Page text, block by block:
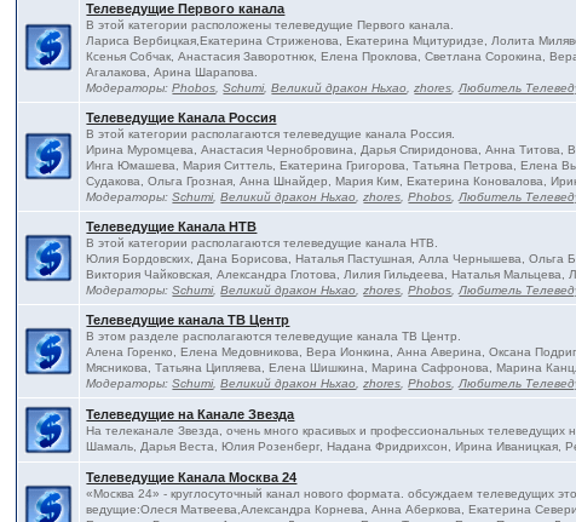
Телеведущие Первого канала
В этой категории расположены телеведущие Первого канала.
Лариса Вербицкая,Екатерина Стриженова, Екатерина Мцитуридзе, Лолита
Ксенья Собчак, Анастасия Заворотнюк, Елена Проклова, Светлана Сорокина,
Агалакова, Арина Шарапова.
Модераторы:Phobos,Schumi,Великий дракон Ньхао,zhores,Любитель
Телеведущие Канала Россия
В этой категории располагаются телеведущие канала Россия.
Ирина Муромцева, Анастасия Чернобровина, Дарья Спиридонова, Анна
Инга Юмашева, Мария Ситтель, Екатерина Григорова, Татьяна Петрова, Елена
Судакова, Ольга Грозная, Анна Шнайдер, Мария Ким, Екатерина Коновалова,
Модераторы:Schumi,Великий дракон Ньхао,zhores,Phobos,Любитель
Телеведущие Канала НТВ
В этой категории располагаются телеведущие канала НТВ.
Юлия Бордовских, Дана Борисова, Наталья Пастушная, Алла Чернышева, Ольга
Виктория Чайковская, Александра Глотова, Лилия Гильдеева, Наталья Мальцева,
Модераторы:Schumi,Великий дракон Ньхао,zhores,Phobos,Любитель
Телеведущие канала ТВ Центр
В этом разделе располагаются телеведущие канала ТВ Центр.
Алена Горенко, Елена Медовникова, Вера Ионкина, Анна Аверина, Оксана
Мясникова, Татьяна Ципляева, Елена Шишкина, Марина Сафронова, Марина
Модераторы:Schumi,Великий дракон Ньхао,zhores,Phobos,Любитель
Телеведущие на Канале Звезда
На телеканале Звезда, очень много красивых и профессиональных
Шамаль, Дарья Веста, Юлия Розенберг, Надана Фридрихсон, Ирина Иваницкая,
Телеведущие Канала Москва 24
«Москва 24» - круглосуточный канал нового формата. обсуждаем телеведущих
ведущие:Олеся Матвеева,Александра Корнева, Анна Аберкова, Екатерина